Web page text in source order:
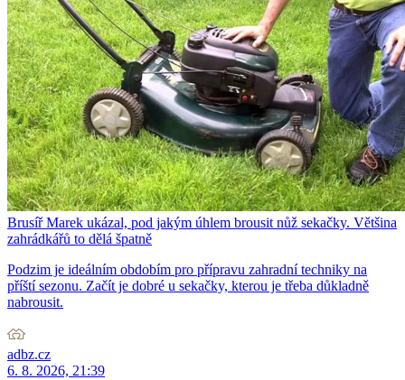
Brusíř Marek ukázal, pod jakým úhlem brousit nůž sekačky. Většina
zahrádkářů to dělá špatně
Podzim je ideálním obdobím pro přípravu zahradní techniky na
příští sezonu. Začít je dobré u sekačky, kterou je třeba důkladně
nabrousit.
adbz.cz
6. 8. 2026, 21:39